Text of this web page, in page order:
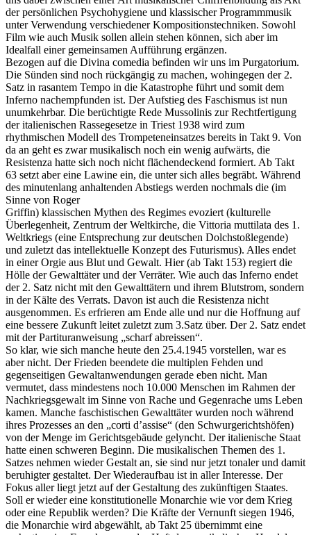
der persönlichen Psychohygiene und klassischer Programmmusik
unter Verwendung verschiedener Kompositionstechniken. Sowohl
Film wie auch Musik sollen allein stehen können, sich aber im
Idealfall einer gemeinsamen Aufführung ergänzen.
Bezogen auf die Divina comedia befinden wir uns im Purgatorium.
Die Sünden sind noch rückgängig zu machen, wohingegen der 2.
Satz in rasantem Tempo in die Katastrophe führt und somit dem
Inferno nachempfunden ist. Der Aufstieg des Faschismus ist nun
unumkehrbar. Die berüchtigte Rede Mussolinis zur Rechtfertigung
der italienischen Rassegesetze in Triest 1938 wird zum
rhythmischen Modell des Trompeteneinsatzes bereits in Takt 9. Von
da an geht es zwar musikalisch noch ein wenig aufwärts, die
Resistenza hatte sich noch nicht flächendeckend formiert. Ab Takt
63 setzt aber eine Lawine ein, die unter sich alles begräbt. Während
des minutenlang anhaltenden Abstiegs werden nochmals die (im
Sinne von Roger
Griffin) klassischen Mythen des Regimes evoziert (kulturelle
Überlegenheit, Zentrum der Weltkirche, die Vittoria muttilata des 1.
Weltkriegs (eine Entsprechung zur deutschen Dolchstoßlegende)
und zuletzt das intellektuelle Konzept des Futurismus). Alles endet
in einer Orgie aus Blut und Gewalt. Hier (ab Takt 153) regiert die
Hölle der Gewalttäter und der Verräter. Wie auch das Inferno endet
der 2. Satz nicht mit den Gewalttätern und ihrem Blutstrom, sondern
in der Kälte des Verrats. Davon ist auch die Resistenza nicht
ausgenommen. Es erfrieren am Ende alle und nur die Hoffnung auf
eine bessere Zukunft leitet zuletzt zum 3.Satz über. Der 2. Satz endet
mit der Partituranweisung „scharf abreissen“.
So klar, wie sich manche heute den 25.4.1945 vorstellen, war es
aber nicht. Der Frieden beendete die multiplen Fehden und
gegenseitigen Gewaltanwendungen gerade eben nicht. Man
vermutet, dass mindestens noch 10.000 Menschen im Rahmen der
Nachkriegsgewalt im Sinne von Rache und Gegenrache ums Leben
kamen. Manche faschistischen Gewalttäter wurden noch während
ihres Prozesses an den „corti d’assise“ (den Schwurgerichtshöfen)
von der Menge im Gerichtsgebäude gelyncht. Der italienische Staat
hatte einen schweren Beginn. Die musikalischen Themen des 1.
Satzes nehmen wieder Gestalt an, sie sind nur jetzt tonaler und damit
beruhigter gestaltet. Der Wiederaufbau ist in aller Interesse. Der
Fokus aller liegt jetzt auf der Gestaltung des zukünftigen Staates.
Soll er wieder eine konstitutionelle Monarchie wie vor dem Krieg
oder eine Republik werden? Die Kräfte der Vernunft siegen 1946,
die Monarchie wird abgewählt, ab Takt 25 übernimmt eine